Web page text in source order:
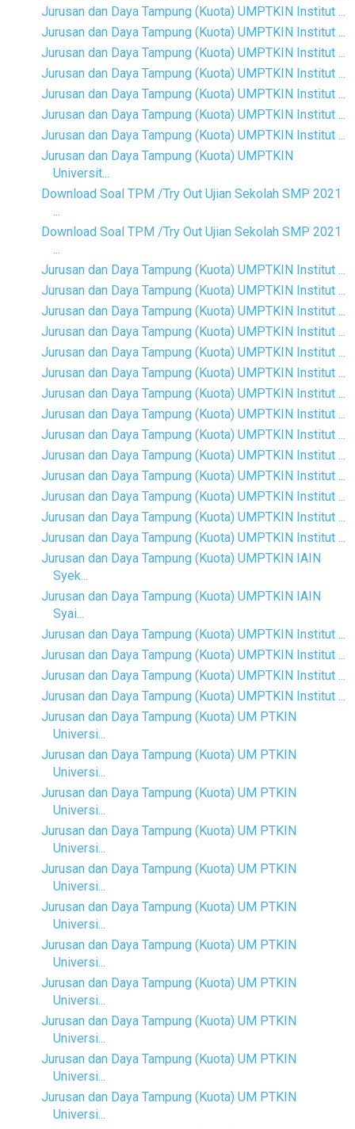
Jurusan dan Daya Tampung (Kuota) UMPTKIN Institut ...
Jurusan dan Daya Tampung (Kuota) UMPTKIN Institut ...
Jurusan dan Daya Tampung (Kuota) UMPTKIN Institut ...
Jurusan dan Daya Tampung (Kuota) UMPTKIN Institut ...
Jurusan dan Daya Tampung (Kuota) UMPTKIN Institut ...
Jurusan dan Daya Tampung (Kuota) UMPTKIN Institut ...
Jurusan dan Daya Tampung (Kuota) UMPTKIN Institut ...
Jurusan dan Daya Tampung (Kuota) UMPTKIN
Universit...
Download Soal TPM /Try Out Ujian Sekolah SMP 2021
...
Download Soal TPM /Try Out Ujian Sekolah SMP 2021
...
Jurusan dan Daya Tampung (Kuota) UMPTKIN Institut ...
Jurusan dan Daya Tampung (Kuota) UMPTKIN Institut ...
Jurusan dan Daya Tampung (Kuota) UMPTKIN Institut ...
Jurusan dan Daya Tampung (Kuota) UMPTKIN Institut ...
Jurusan dan Daya Tampung (Kuota) UMPTKIN Institut ...
Jurusan dan Daya Tampung (Kuota) UMPTKIN Institut ...
Jurusan dan Daya Tampung (Kuota) UMPTKIN Institut ...
Jurusan dan Daya Tampung (Kuota) UMPTKIN Institut ...
Jurusan dan Daya Tampung (Kuota) UMPTKIN Institut ...
Jurusan dan Daya Tampung (Kuota) UMPTKIN Institut ...
Jurusan dan Daya Tampung (Kuota) UMPTKIN Institut ...
Jurusan dan Daya Tampung (Kuota) UMPTKIN Institut ...
Jurusan dan Daya Tampung (Kuota) UMPTKIN Institut ...
Jurusan dan Daya Tampung (Kuota) UMPTKIN Institut ...
Jurusan dan Daya Tampung (Kuota) UMPTKIN IAIN
Syek...
Jurusan dan Daya Tampung (Kuota) UMPTKIN IAIN
Syai...
Jurusan dan Daya Tampung (Kuota) UMPTKIN Institut ...
Jurusan dan Daya Tampung (Kuota) UMPTKIN Institut ...
Jurusan dan Daya Tampung (Kuota) UMPTKIN Institut ...
Jurusan dan Daya Tampung (Kuota) UMPTKIN Institut ...
Jurusan dan Daya Tampung (Kuota) UM PTKIN
Universi...
Jurusan dan Daya Tampung (Kuota) UM PTKIN
Universi...
Jurusan dan Daya Tampung (Kuota) UM PTKIN
Universi...
Jurusan dan Daya Tampung (Kuota) UM PTKIN
Universi...
Jurusan dan Daya Tampung (Kuota) UM PTKIN
Universi...
Jurusan dan Daya Tampung (Kuota) UM PTKIN
Universi...
Jurusan dan Daya Tampung (Kuota) UM PTKIN
Universi...
Jurusan dan Daya Tampung (Kuota) UM PTKIN
Universi...
Jurusan dan Daya Tampung (Kuota) UM PTKIN
Universi...
Jurusan dan Daya Tampung (Kuota) UM PTKIN
Universi...
Jurusan dan Daya Tampung (Kuota) UM PTKIN
Universi...